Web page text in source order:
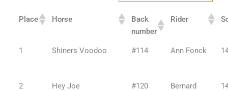
Place Horse
Back
number
Rider
1 Shiners Voodoo #114 Ann Fonck
2 Hey Joe #120
Bernard